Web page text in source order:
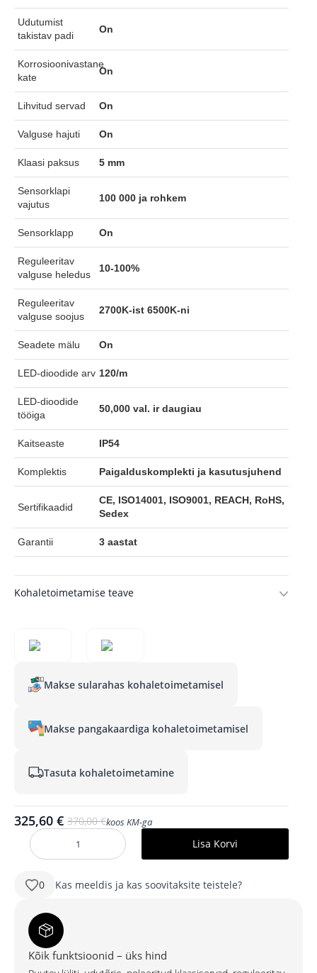
Udutumist
takistav padi
On
Korrosioonivastane
kate
On
Lihvitud servad On
Valguse hajuti On
Klaasi paksus 5 mm
Sensorklapi
vajutus
100 000 ja rohkem
Sensorklapp On
Reguleeritav
valguse heledus
10-100%
Reguleeritav
valguse soojus
2700K-ist 6500K-ni
Seadete mälu On
LED-dioodide arv 120/m
LED-dioodide
tööiga
50,000 val. ir daugiau
Kaitseaste IP54
Komplektis Paigalduskomplekti ja kasutusjuhend
Sertifikaadid
CE, ISO14001, ISO9001, REACH, RoHS,
Sedex
Garantii 3 aastat
Kohaletoimetamise teave
Makse sularahas kohaletoimetamisel
Makse pangakaardiga kohaletoimetamisel
Tasuta kohaletoimetamine
370,00€
Algne
hind
oli:
325,60 €
Praegune
hind
on:
koos KM-ga
ORION
900
LED-
musta
alumiiniumraamiga
Lisa Korvi
0 Kas meeldis ja kas soovitaksite teistele?
Kõik funktsioonid – üks hind